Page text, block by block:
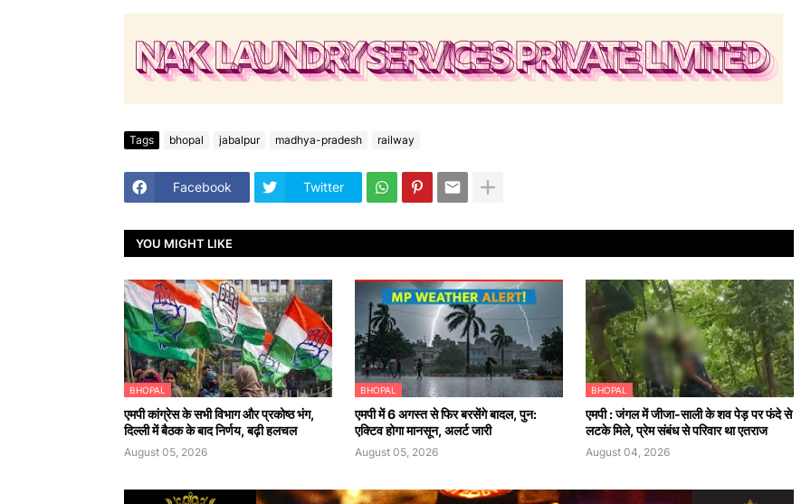
Tags bhopal jabalpur madhya-pradesh railway
Facebook Twitter
YOU MIGHT LIKE
BHOPAL
एमपी कांग्रेस के सभी विभाग और प्रकोष्ठ भंग,
दिल्ली में बैठक के बाद निर्णय, बढ़ी हलचल
August 05, 2026
BHOPAL
एमपी में 6 अगस्त से फिर बरसेंगे बादल, पुन:
एक्टिव होगा मानसून, अलर्ट जारी
August 05, 2026
BHOPAL
एमपी : जंगल में जीजा-साली के शव पेड़ पर फंदे से
लटके मिले, प्रेम संबंध से परिवार था एतराज
August 04, 2026